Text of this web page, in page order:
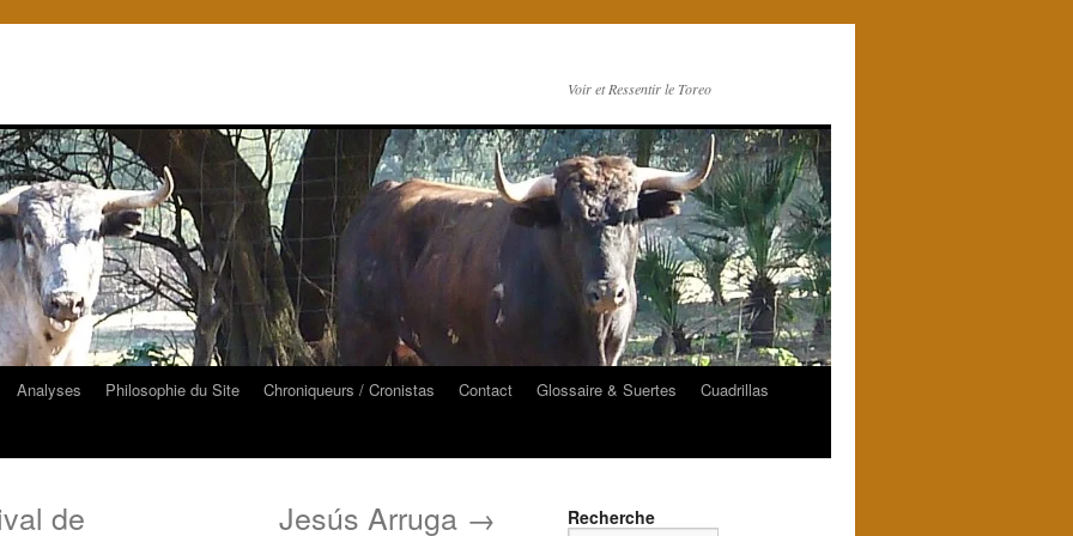
Voir et Ressentir le Toreo
Analyses Philosophie du Site Chroniqueurs / Cronistas Contact Glossaire & Suertes
Cuadrillas
de Jesús Arruga → Recherche